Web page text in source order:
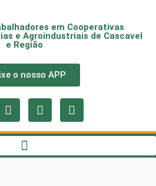
em Cooperativas
e Agroindustriais de Cascavel
e Região
o nosso APP